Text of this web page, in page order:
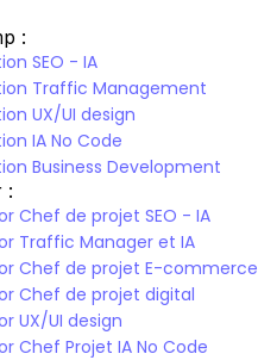
:
SEO - IA
Traffic Management
UX/UI design
IA No Code
Business Development
:
Chef de projet SEO - IA
Traffic Manager et IA
Chef de projet E-commerce
Chef de projet digital
UX/UI design
Chef Projet IA No Code